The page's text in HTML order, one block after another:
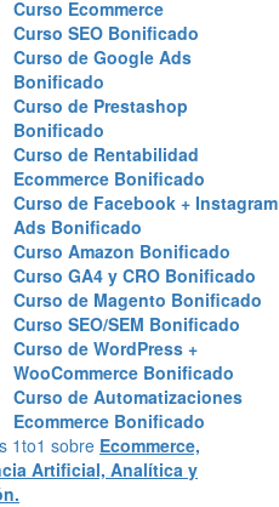
Curso Ecommerce
Curso SEO Bonificado
Curso de Google Ads
Bonificado
Curso de Prestashop
Bonificado
Curso de Rentabilidad
Ecommerce Bonificado
Curso de Facebook + Instagram
Ads Bonificado
Curso Amazon Bonificado
Curso GA4 y CRO Bonificado
Curso de Magento Bonificado
Curso SEO/SEM Bonificado
Curso de WordPress +
WooCommerce Bonificado
Curso de Automatizaciones
Ecommerce Bonificado
1to1 sobre Ecommerce,
Artificial, Analítica y